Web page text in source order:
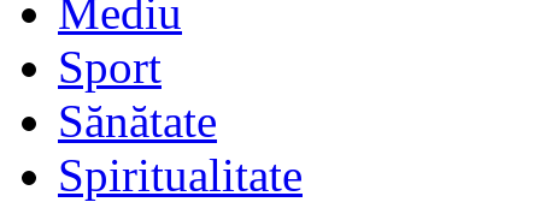
Mediu
Sport
Sănătate
Spiritualitate